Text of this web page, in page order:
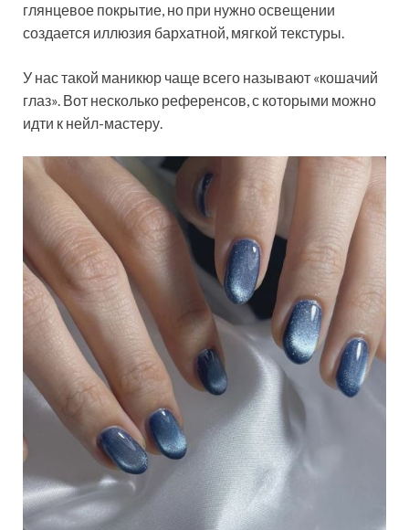
глянцевое покрытие, но при нужно освещении
создается иллюзия бархатной, мягкой текстуры.
У нас такой маникюр чаще всего называют «кошачий
глаз». Вот несколько референсов, с которыми можно
идти к нейл-мастеру.